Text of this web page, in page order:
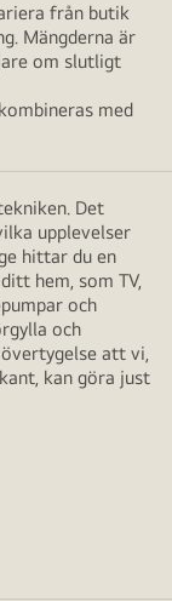
från butik
Mängderna är
om slutligt
med
Det
upplevelser
hittar du en
hem, som TV,
och
och
att vi,
kan göra just